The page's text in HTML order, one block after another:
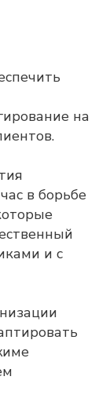
на
в борьбе
и с